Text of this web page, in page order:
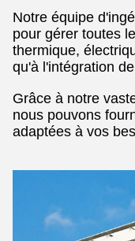
Notre équipe
pour gérer toutes
thermique,
qu'à l'intégration
Grâce à notre
nous pouvons
adaptées à vos